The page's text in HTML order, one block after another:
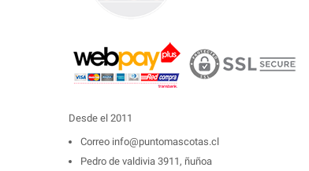
Desde el 2011
Correo info@puntomascotas.cl
Pedro de valdivia 3911, ñuñoa